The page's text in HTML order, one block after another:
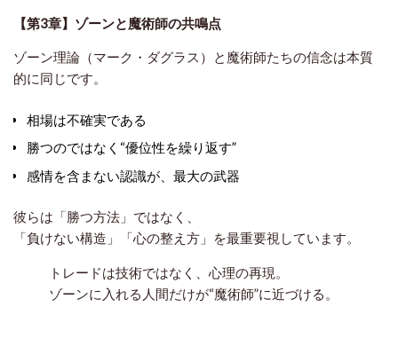
【第3章】ゾーンと魔術師の共鳴点
ゾーン理論（マーク・ダグラス）と魔術師たちの信念は本質
的に同じです。
相場は不確実である
勝つのではなく“優位性を繰り返す”
感情を含まない認識が、最大の武器
彼らは「勝つ方法」ではなく、
「負けない構造」「心の整え方」を最重要視しています。
トレードは技術ではなく、心理の再現。
ゾーンに入れる人間だけが“魔術師”に近づける。